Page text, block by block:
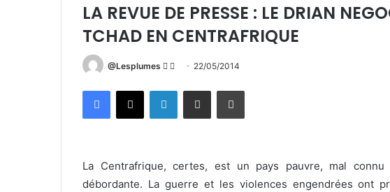
LA REVUE DE PRESSE : LE DRIAN
TCHAD EN CENTRAFRIQUE
@Lesplumes
Follow
Envoyer
courriel
22/05/2014
Facebook
X LinkedinPartager par email Imprimer
La Centrafrique, certes, est un pays pauvre, mal
débordante. La guerre et les violences engendrées ont